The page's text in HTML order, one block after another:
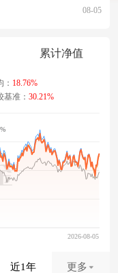
08-05
累计净值
： 18.76%
基准： 30.21%
近1年 更多